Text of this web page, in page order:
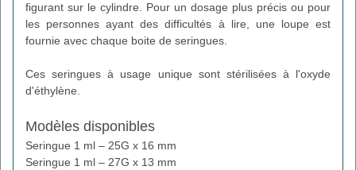
figurant sur le cylindre. Pour un dosage plus précis ou pour
les personnes ayant des difficultés à lire, une loupe est
fournie avec chaque boite de seringues.
Ces seringues à usage unique sont stérilisées à l'oxyde
d'éthylène.
Modèles disponibles
Seringue 1 ml – 25G x 16 mm
Seringue 1 ml – 27G x 13 mm